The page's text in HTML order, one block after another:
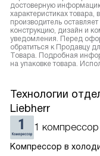
достоверную
характеристиках
производитель
конструкцию, дизайн и
уведомления. Перед
обратиться к Продавцу
Товара. Подробная
на упаковке товара.
Технологии
Liebherr
1 компрессор
Компрессор в